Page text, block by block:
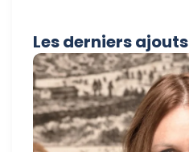
Les derniers ajouts